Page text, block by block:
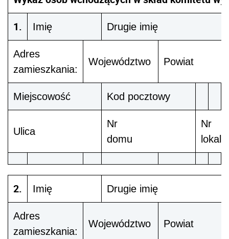
1.
Imię Drugie imię
Adres
zamieszkania:
Województwo Powiat
Miejscowość Kod pocztowy
Ulica
Nr
domu
Nr
lokalu
2. Imię Drugie imię
Adres
zamieszkania:
Województwo Powiat